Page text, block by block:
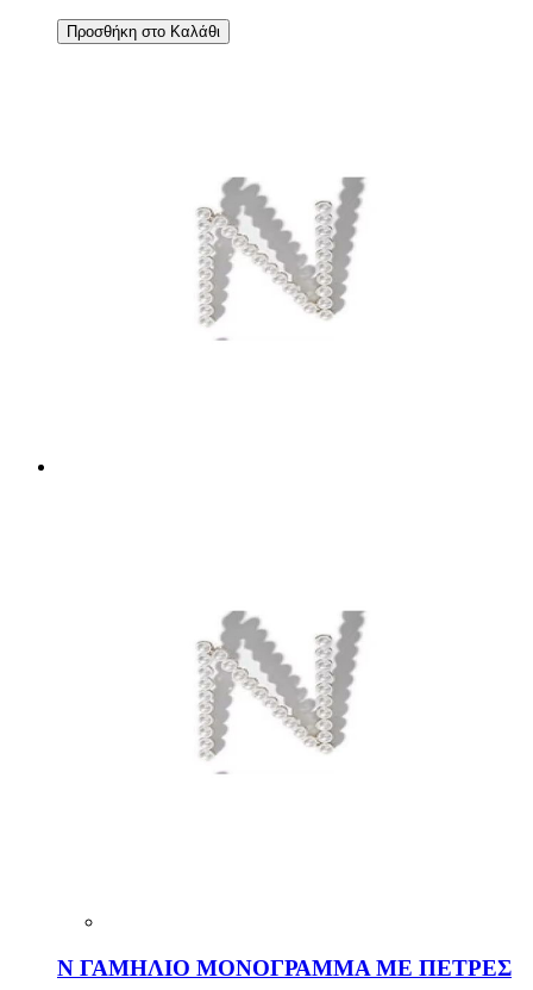
Προσθήκη στο Καλάθι
Ν ΓΑΜΗΛΙΟ ΜΟΝΟΓΡΑΜΜΑ ΜΕ ΠΕΤΡΕΣ